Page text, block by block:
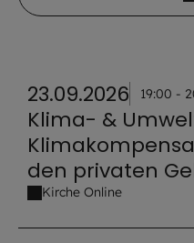
23.09.2026 19:00 -
Klima- &
den privaten
Kirche Online